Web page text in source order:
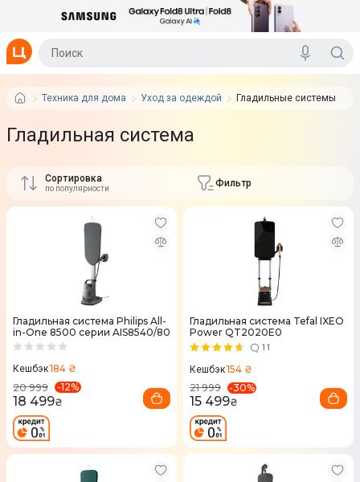
Техника для дома Уход за одеждой Гладильные системы
Гладильная система
Сортировка
по популярности Фильтр
Гладильная система Philips All-
in-One 8500 серии AIS8540/80
Кешбэк184 ₴
20 999
-12%
18 499₴
Гладильная система Tefal IXEO
Power QT2020E0
11
Кешбэк154 ₴
21 999
-30%
15 499₴